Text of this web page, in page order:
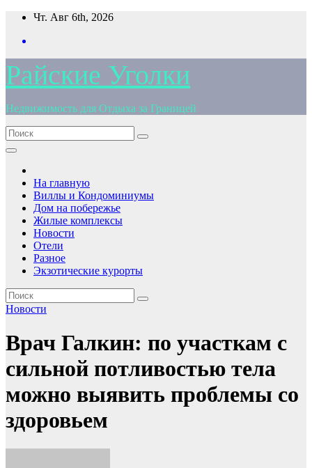
Перейти
содержимому
Чт. Авг 6th, 2026
Райские Уголки
Недвижимость для Отдыха за Границей
На главную
Виллы и Кондоминиумы
Дом на побережье
Жилые комплексы
Новости
Отели
Разное
Экзотические курорты
Новости
Врач Галкин: по участкам с
сильной потливостью тела
можно выявить проблемы со
здоровьем